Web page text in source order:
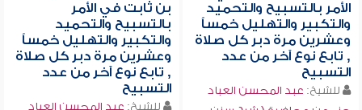
الأمر بالتسبيح والتحميد
والتكبير والتهليل خمساً
وعشرين مرة دبر كل صلاة
, تابع نوع آخر من عدد
التسبيح
للشيخ: عبد المحسن العباد
بن ثابت في الأمر
بالتسبيح والتحميد
والتكبير والتهليل خمساً
وعشرين مرة دبر كل صلاة
, تابع نوع آخر من عدد
التسبيح
للشيخ: عبد المحسن العباد